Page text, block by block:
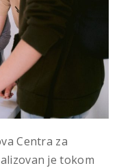
Centra za
je tokom